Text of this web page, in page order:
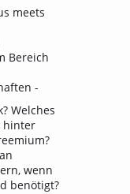
meets
Bereich
-
Welches
hinter
wenn
benötigt?